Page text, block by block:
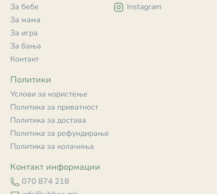
За бебе
За мама
За игра
За бања
Контакт
Политики
Услови за користење
Политика за приватност
Политика за достава
Политика за рефундирање
Политика за колачиња
Контакт информации
070 874 218
Instagram